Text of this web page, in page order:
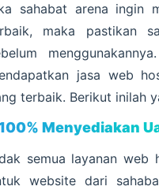
sahabat arena ingin
maka pastikan
jasa web
terbaik. Berikut inilah
Menyediakan
semua layanan web
website dari